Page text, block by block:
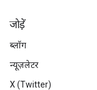
जोड़ें
ब्लॉग
न्यूज़लेटर
X (Twitter)